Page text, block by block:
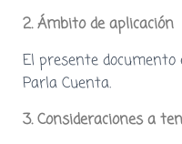
2. Ámbito de aplicación
El presente documento
Parla Cuenta.
3. Consideraciones a